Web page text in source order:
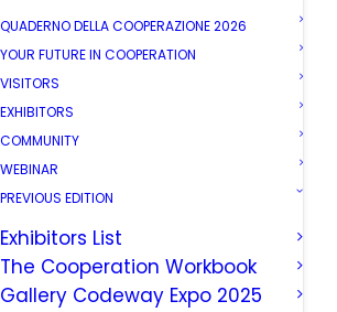
QUADERNO DELLA COOPERAZIONE 2026
YOUR FUTURE IN COOPERATION
VISITORS
EXHIBITORS
COMMUNITY
WEBINAR
PREVIOUS EDITION
Exhibitors List
The Cooperation Workbook
Gallery Codeway Expo 2025